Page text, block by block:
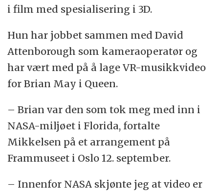
i film med spesialisering i 3D.
Hun har jobbet sammen med David
Attenborough som kameraoperatør og
har vært med på å lage VR-musikkvideo
for Brian May i Queen.
– Brian var den som tok meg med inn i
NASA-miljøet i Florida, fortalte
Mikkelsen på et arrangement på
Frammuseet i Oslo 12. september.
– Innenfor NASA skjønte jeg at video er